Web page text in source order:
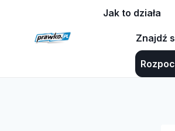
Jak to działa
Znajdź